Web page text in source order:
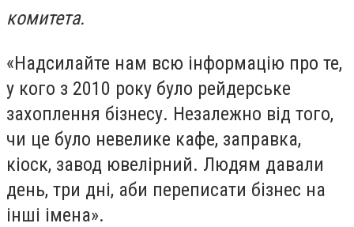
комитета.
«Надсилайте нам всю інформацію про те,
у кого з 2010 року було рейдерське
захоплення бізнесу. Незалежно від того,
чи це було невелике кафе, заправка,
кіоск, завод ювелірний. Людям давали
день, три дні, аби переписати бізнес на
інші імена».